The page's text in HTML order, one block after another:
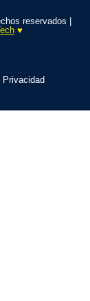
reservados |
♥️
Privacidad